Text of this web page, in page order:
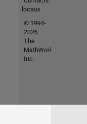
locaux
© 1994-
2026
The
MathWorks,
Inc.